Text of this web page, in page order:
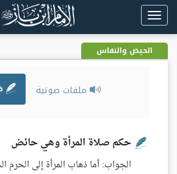
Toggle
navigation
الحيض والنفاس
ملفات صوتية
حكم صلاة المرأة وهي حائض
الجواب: أما ذهاب المرأة إلى الحرم